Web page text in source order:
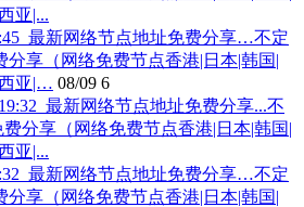
最新网络节点地址免费分享…不定
享（网络免费节点香港|日本|韩国|
亚|… 08/09 6
最新网络节点地址免费分享…不定
享（网络免费节点香港|日本|韩国|